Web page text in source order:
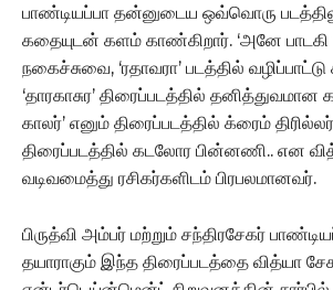
பாண்டியப்பா தன்னுடைய ஒவ்வொரு
கதையுடன் களம் காண்கிறார். ‘அனே பாடகி
நகைச்சுவை, ‘ரதாவரா’ படத்தில்
‘தாரகாசுர’ திரைப்படத்தில்
காலர்’ எனும் திரைப்படத்தில் க்ரைம்
திரைப்படத்தில் கடலோர பின்னணி.. என
வடிவமைத்து ரசிகர்களிடம் பிரபலமானவர்.
பிருத்வி அம்பர் மற்றும் சந்திரசேகர்
தயாராகும் இந்த திரைப்படத்தை வித்யா